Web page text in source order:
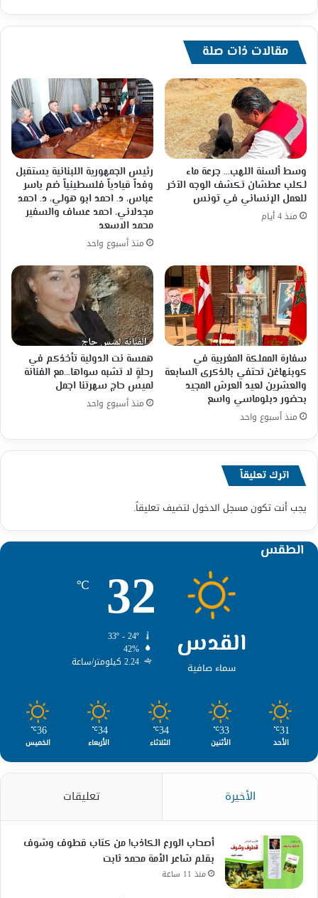
مقالات ذات صلة
وسط ألسنة اللهب… جرعة ماء
لكلب عطشان تكشف الوجه الآخر
للعمل الإنساني في تونس
منذ 4 أيام
رئيس الجمهورية اللبنانية يستقبل
وفداً قيادياً فلسطينياً ضم ياسر
عباس، د. احمد ابو هولي، د. احمد
مجدلاني، احمد عساف والسفير
محمد الاسعد
منذ أسبوع واحد
سفارة المملكة المغربية في
كوبنهاغن تحتفي بالذكرى السابعة
والعشرين لعيد العرش المجيد
بحضور دبلوماسي واسع
منذ أسبوع واحد
همسة نت الدولية تأخذكم في
رحلةٍ لا تشبه سواها…مع الفنانة
لميس حاج سهرتنا اجمل
منذ أسبوع واحد
اترك تعليقاً
يجب أنت تكونمسجل الدخول لتضيف تعليقاً.
الطقس
القدس
سماء صافية
32
℃
42%
2.24 كيلومتر/ساعة
31
℃
الأحد
33
℃
الأثنين
34
℃
الثلاثاء
34
℃
الأربعاء
36
℃
الخميس
الأخيرة تعليقات
أصحاب الورع الكاذب! من كتاب قطوف وشوف
بقلم شاعر الأمة محمد ثابت
منذ 11 ساعة